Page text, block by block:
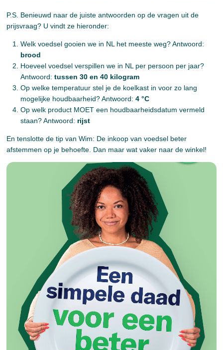
P.S. Benieuwd naar de juiste antwoorden op de vragen uit de
prijsvraag? U vindt ze hieronder:
Welk voedsel gooien we in NL het meeste weg? Antwoord:
brood
Hoeveel voedsel verspillen we in NL per persoon per jaar?
Antwoord:tussen 30 en 40 kilogram
Op welke temperatuur stel je de koelkast in voor zo lang
mogelijke houdbaarheid? Antwoord:4 °C
Op welk product MOET een houdbaarheidsdatum vermeld
staan? Antwoord: rijst
En tenslotte de tip van Wim: De inkoop van voedsel beter
afstemmen op je behoefte. Dan maar wat vaker naar de winkel!